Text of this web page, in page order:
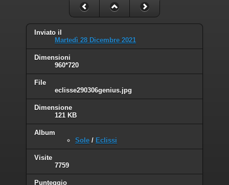
Inviato il
Martedì 28 Dicembre 2021
Dimensioni
960*720
File
eclisse290306genius.jpg
Dimensione
121 KB
Album
Sole / Eclissi
Visite
7759
Punteggio